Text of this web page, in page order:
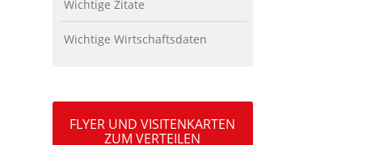
Wichtige Zitate
Wichtige Wirtschaftsdaten
FLYER UND VISITENKARTEN
ZUM VERTEILEN